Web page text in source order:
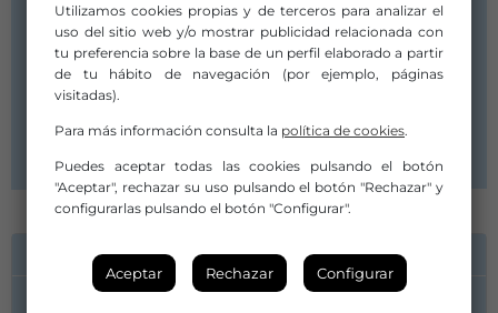
Duración:
1 hora
Fecha de Estreno:
Compañía Mey-Ling Bisogno physical theater
INFORMACIÓN DE CONTACTO
Utilizamos cookies propias y de terceros para analizar el
uso del sitio web y/o mostrar publicidad relacionada con
tu preferencia sobre la base de un perfil elaborado a partir
de tu hábito de navegación (por ejemplo, páginas
visitadas).
Para más información consulta la política de cookies.
Puedes aceptar todas las cookies pulsando el botón
"Aceptar", rechazar su uso pulsando el botón "Rechazar" y
configurarlas pulsando el botón "Configurar".
Aceptar Rechazar Configurar